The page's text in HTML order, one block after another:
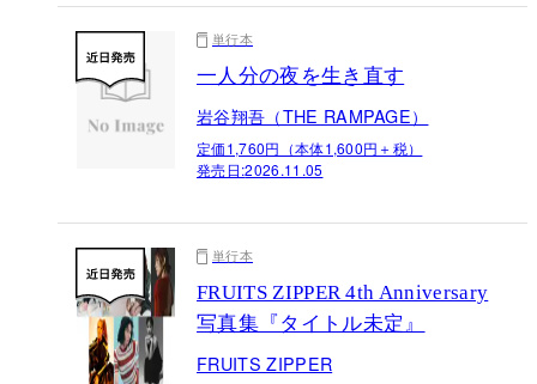
単行本
一人分の夜を生き直す
岩谷翔吾（THE RAMPAGE）
定価1,760円（本体1,600円＋税）
発売日:2026.11.05
単行本
FRUITS ZIPPER 4th Anniversary
写真集『タイトル未定』
FRUITS ZIPPER